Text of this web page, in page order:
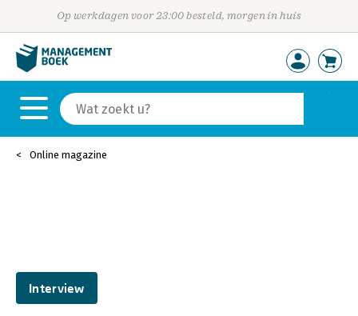
Op werkdagen voor 23:00 besteld, morgen in huis
Online magazine
Interview